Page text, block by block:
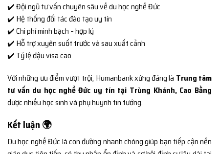
✔️ Đội ngũ tư vấn chuyên sâu về du học nghề Đức
✔️ Hệ thống đối tác đào tạo uy tín
✔️ Chi phí minh bạch – hợp lý
✔️ Hỗ trợ xuyên suốt trước và sau xuất cảnh
✔️ Tỷ lệ đậu visa cao
Với những ưu điểm vượt trội, Humanbank xứng đáng là Trung tâm
tư vấn du học nghề Đức uy tín tại Trùng Khánh, Cao Bằng
được nhiều học sinh và phụ huynh tin tưởng.
Kết luận 🌍
Du học nghề Đức là con đường nhanh chóng giúp bạn tiếp cận nền